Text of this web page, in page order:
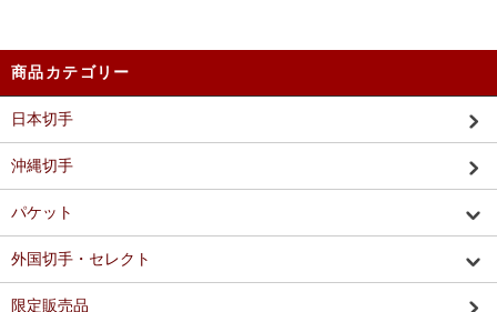
商品カテゴリー
日本切手
沖縄切手
パケット
外国切手・セレクト
限定販売品